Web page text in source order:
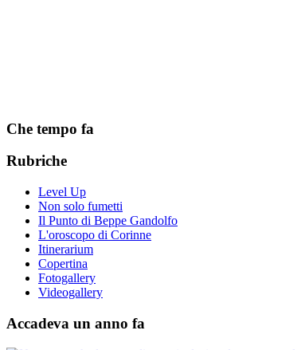
Che tempo fa
Rubriche
Level Up
Non solo fumetti
Il Punto di Beppe Gandolfo
L'oroscopo di Corinne
Itinerarium
Copertina
Fotogallery
Videogallery
Accadeva un anno fa